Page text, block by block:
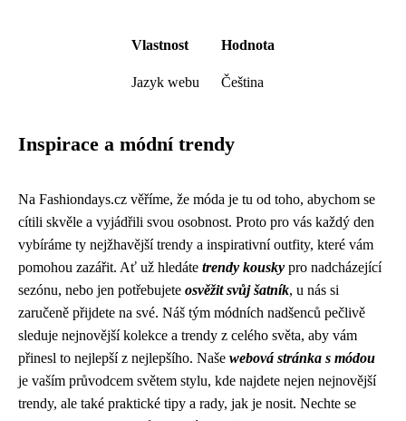
Vlastnost Hodnota
Jazyk webu Čeština
Inspirace a módní trendy
Na Fashiondays.cz věříme, že móda je tu od toho, abychom se
cítili skvěle a vyjádřili svou osobnost. Proto pro vás každý den
vybíráme ty nejžhavější trendy a inspirativní outfity, které vám
pomohou zazářit. Ať už hledáte trendy kousky pro nadcházející
sezónu, nebo jen potřebujete osvěžit svůj šatník, u nás si
zaručeně přijdete na své. Náš tým módních nadšenců pečlivě
sleduje nejnovější kolekce a trendy z celého světa, aby vám
přinesl to nejlepší z nejlepšího. Naše webová stránka s módou
je vaším průvodcem světem stylu, kde najdete nejen nejnovější
trendy, ale také praktické tipy a rady, jak je nosit. Nechte se